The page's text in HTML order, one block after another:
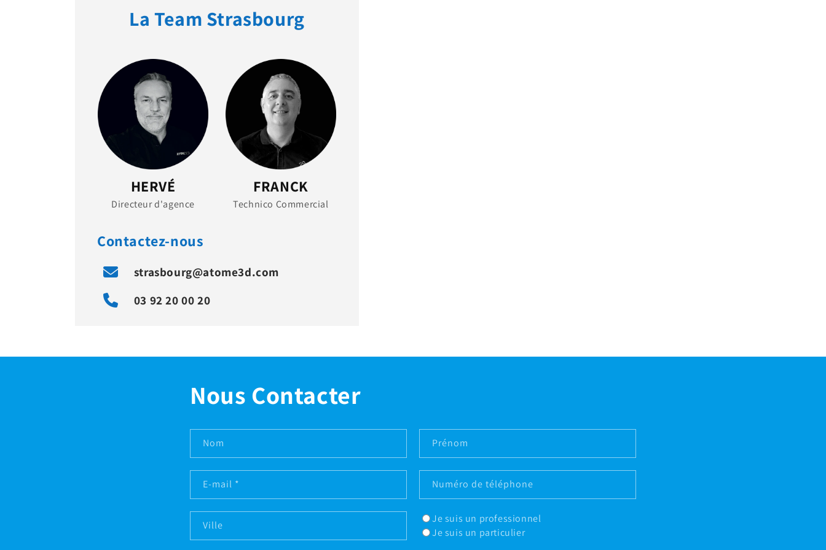
La Team Strasbourg
HERVÉ
Directeur d'agence
FRANCK
Technico Commercial
Contactez-nous
strasbourg@atome3d.com
03 92 20 00 20
Nous Contacter
Nom Prénom
E-mail * Numéro de téléphone
Ville
Je suis un professionnel
Je suis un particulier